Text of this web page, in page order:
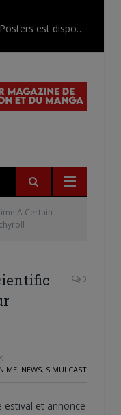
L’AnimeLand Hors-Série – Spécial Posters est disponible !
A Certain
0
, NEWS, SIMULCAST
estival et annonce